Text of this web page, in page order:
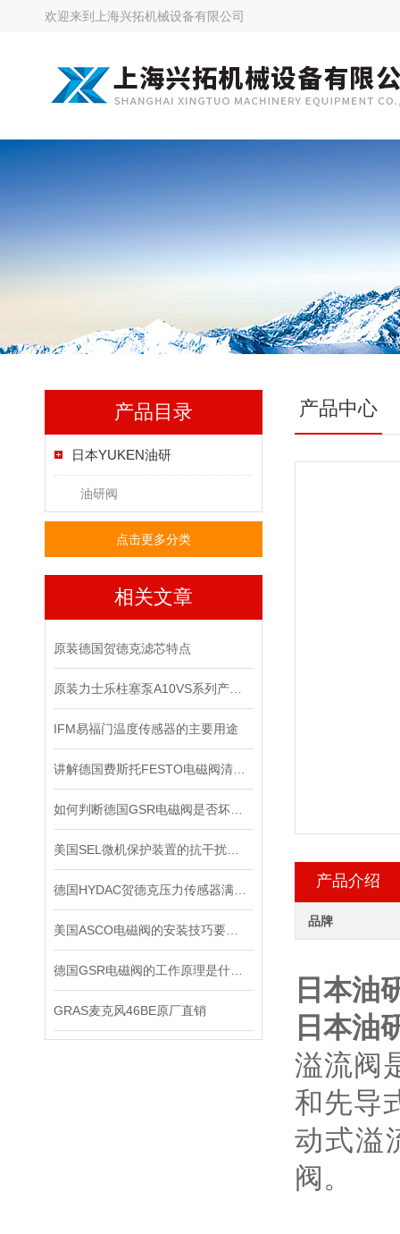
欢迎来到 上海兴拓机械设备有限公司
产品目录
日本YUKEN油研
油研阀
点击更多分类
相关文章
原装德国贺德克滤芯特点
IFM易福门温度传感器的主要用途
GRAS麦克风46BE原厂直销
产品中心
产品介绍
品牌
日本油
日本油
溢流阀
和先导
动式溢
阀。